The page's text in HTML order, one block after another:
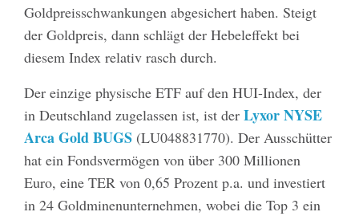
Goldpreisschwankungen abgesichert haben. Steigt
der Goldpreis, dann schlägt der Hebeleffekt bei
diesem Index relativ rasch durch.
Der einzige physische ETF auf den HUI-Index, der
in Deutschland zugelassen ist, ist derLyxor NYSE
Arca Gold BUGS (LU048831770). Der Ausschütter
hat ein Fondsvermögen von über 300 Millionen
Euro, eine TER von 0,65 Prozent p.a. und investiert
in 24 Goldminenunternehmen, wobei die Top 3 ein